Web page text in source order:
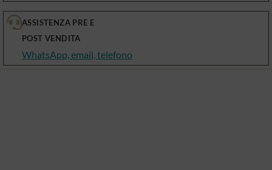
ASSISTENZA PRE E
POST VENDITA
WhatsApp, email, telefono